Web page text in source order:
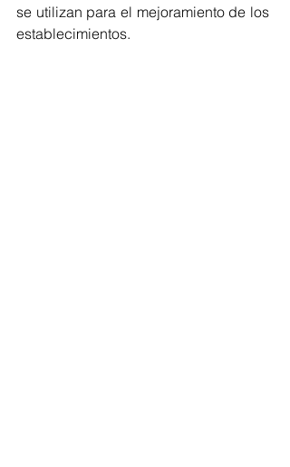
se utilizan para el mejoramiento de los
establecimientos.